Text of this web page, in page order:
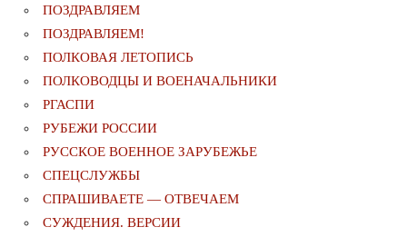
ПОЗДРАВЛЯЕМ
ПОЗДРАВЛЯЕМ!
ПОЛКОВАЯ ЛЕТОПИСЬ
ПОЛКОВОДЦЫ И ВОЕНАЧАЛЬНИКИ
РГАСПИ
РУБЕЖИ РОССИИ
РУССКОЕ ВОЕННОЕ ЗАРУБЕЖЬЕ
СПЕЦСЛУЖБЫ
СПРАШИВАЕТЕ — ОТВЕЧАЕМ
СУЖДЕНИЯ. ВЕРСИИ